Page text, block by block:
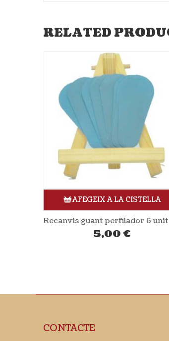
RELATED
AFEGEIX A LA CISTELLA
5,00 €
CONTACTE